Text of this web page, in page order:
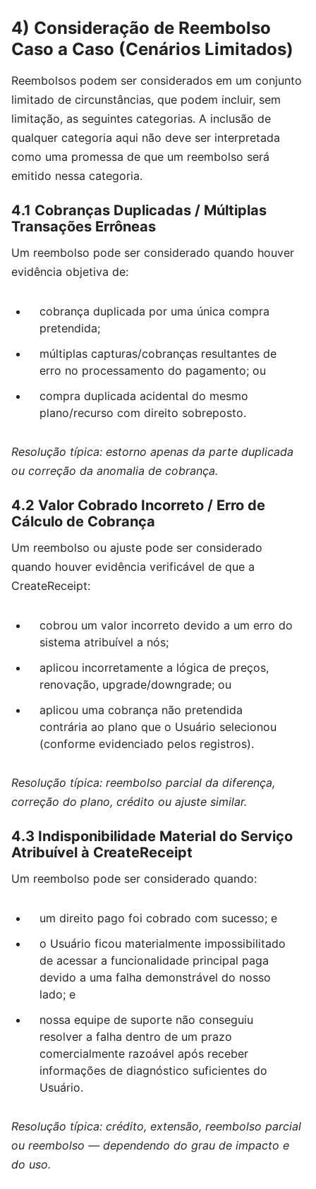
4) Consideração de Reembolso
Caso a Caso (Cenários Limitados)
Reembolsos podem ser considerados em um conjunto
limitado de circunstâncias, que podem incluir, sem
limitação, as seguintes categorias. A inclusão de
qualquer categoria aqui não deve ser interpretada
como uma promessa de que um reembolso será
emitido nessa categoria.
4.1 Cobranças Duplicadas / Múltiplas
Transações Errôneas
Um reembolso pode ser considerado quando houver
evidência objetiva de:
cobrança duplicada por uma única compra
pretendida;
múltiplas capturas/cobranças resultantes de
erro no processamento do pagamento; ou
compra duplicada acidental do mesmo
plano/recurso com direito sobreposto.
Resolução típica: estorno apenas da parte duplicada
ou correção da anomalia de cobrança.
4.2 Valor Cobrado Incorreto / Erro de
Cálculo de Cobrança
Um reembolso ou ajuste pode ser considerado
quando houver evidência verificável de que a
CreateReceipt:
cobrou um valor incorreto devido a um erro do
sistema atribuível a nós;
aplicou incorretamente a lógica de preços,
renovação, upgrade/downgrade; ou
aplicou uma cobrança não pretendida
contrária ao plano que o Usuário selecionou
(conforme evidenciado pelos registros).
Resolução típica: reembolso parcial da diferença,
correção do plano, crédito ou ajuste similar.
4.3 Indisponibilidade Material do Serviço
Atribuível à CreateReceipt
Um reembolso pode ser considerado quando:
um direito pago foi cobrado com sucesso; e
o Usuário ficou materialmente impossibilitado
de acessar a funcionalidade principal paga
devido a uma falha demonstrável do nosso
lado; e
nossa equipe de suporte não conseguiu
resolver a falha dentro de um prazo
comercialmente razoável após receber
informações de diagnóstico suficientes do
Usuário.
Resolução típica: crédito, extensão, reembolso parcial
ou reembolso — dependendo do grau de impacto e
do uso.